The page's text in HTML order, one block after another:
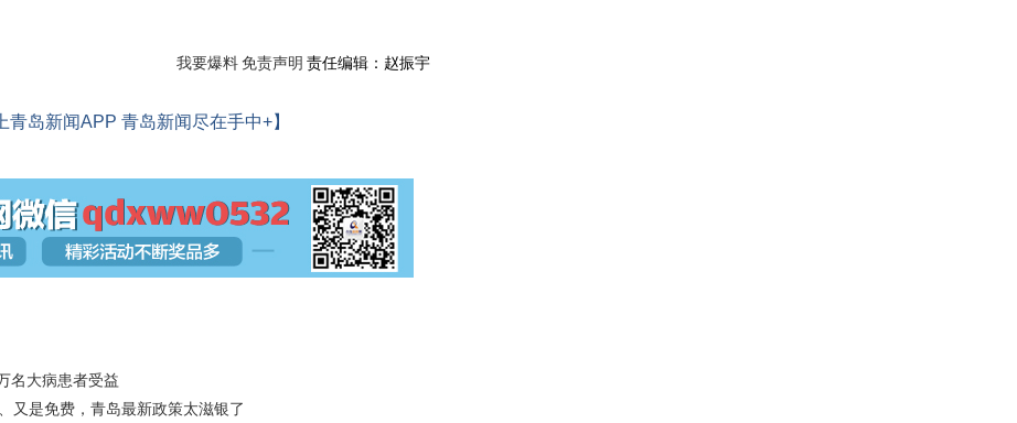
我要爆料免责声明 责任编辑：赵振宇
青岛新闻APP 青岛新闻尽在手中+】
名大病患者受益
又是免费，青岛最新政策太滋银了